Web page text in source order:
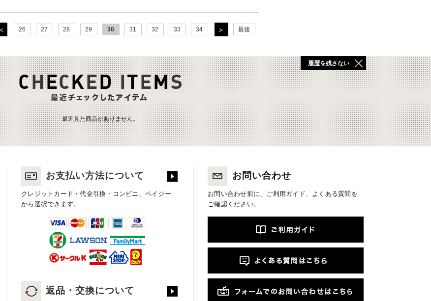
26 27 28 29 30 31 32 33 34 最後
最近見た商品がありません。
履歴を残さない
お支払い方法について
クレジットカード・代金引換・コンビニ、ペイジー
から選択できます。
返品・交換について
お問い合わせ
お問い合わせ前に、ご利用ガイド、よくある質問を
ご確認ください。